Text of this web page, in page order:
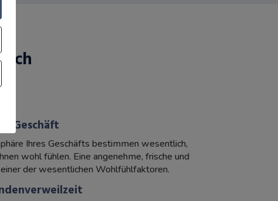
Geschäft
Ihres Geschäfts bestimmen wesentlich,
wohl fühlen. Eine angenehme, frische und
der wesentlichen Wohlfühlfaktoren.